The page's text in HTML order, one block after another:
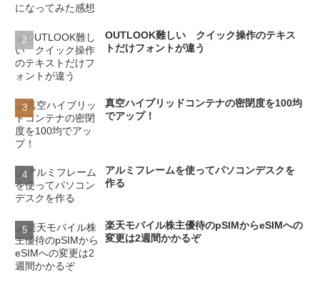
OUTLOOK難しい クイック操作のテキス
トだけフォントが違う
真空ハイブリッドコンテナの密閉度を100均
でアップ！
アルミフレームを使ってパソコンデスクを
作る
楽天モバイル株主優待のpSIMからeSIMへの
変更は2週間かかるぞ